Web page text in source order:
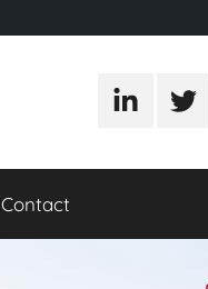
LinkedIn
Contact